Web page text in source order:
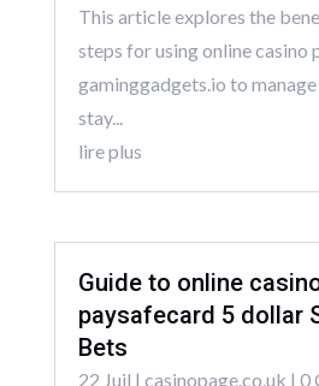
This article explores the
steps for using online casino
gaminggadgets.io to
stay...
lire plus
Guide to online
paysafecard 5 dollar
Bets
22 Juil | casinopage.co.uk | 0